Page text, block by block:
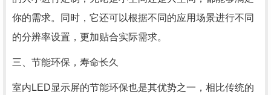
你的需求。同时，它还可以根据不同的应用场景进行不同
的分辨率设置，更加贴合实际需求。
三、节能环保，寿命长久
室内LED显示屏的节能环保也是其优势之一，相比传统的